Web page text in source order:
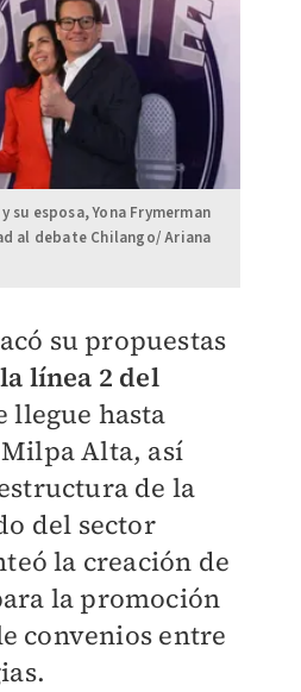
su esposa, Yona Frymerman
al debate Chilango/ Ariana
su propuestas
línea 2 del
llegue hasta
Alta, así
de la
del sector
la creación de
la promoción
convenios entre